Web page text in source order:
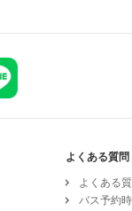
よくある質問
よくある
バス予約時